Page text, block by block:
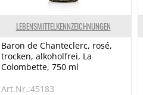
LEBENSMITTELKENNZEICHNUNGEN
Baron de Chanteclerc, rosé,
trocken, alkoholfrei, La
Colombette, 750 ml
Art.Nr.:45183